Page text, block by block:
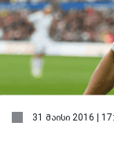
31 მაისი 2016 |